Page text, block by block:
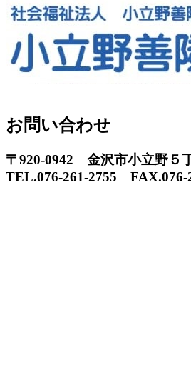
お問い合わせ
〒920-0942 金沢市小立野５
TEL.076-261-2755 FAX.076-